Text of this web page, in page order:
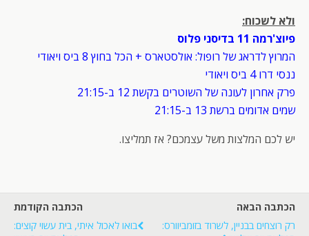
ולא לשכוח:
פיוצ'רמה 11 בדיסני פלוס
המרוץ לדראג של רופול: אולסטארס + הכל בחוץ 8 ביס ויאודי
ננסי דרו 4 ביס ויאודי
פרק אחרון לעונה של השוטרים בקשת 12 ב-21:15
שמים אדומים ברשת 13 ב-21:15
יש לכם המלצות משל עצמכם? אז תמליצו.
הכתבה הקודמת
בואו לאכול איתי, בית עשוי קוצים:
הכתבה הבאה
רק רוצחים בבניין, לשרוד בזומביוורס: